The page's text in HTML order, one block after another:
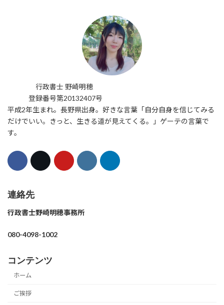
行政書士 野崎明穂
登録番号第20132407号
平成2年生まれ。長野県出身。好きな言葉「自分自身を信じてみる
だけでいい。きっと、生きる道が見えてくる。」ゲーテの言葉で
す。
連絡先
行政書士野崎明穂事務所
080-4098-1002
コンテンツ
ホーム
ご挨拶